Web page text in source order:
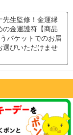
先生監修！金運縁
の金運護符【商品
パケットでのお届
選びいただけませ